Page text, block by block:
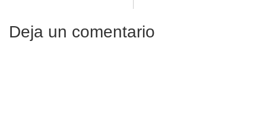
Deja un comentario